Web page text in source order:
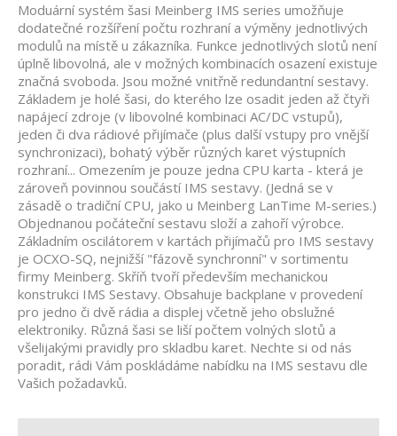
Moduární systém šasi Meinberg IMS series umožňuje
dodatečné rozšíření počtu rozhraní a výměny jednotlivých
modulů na místě u zákazníka. Funkce jednotlivých slotů není
úplně libovolná, ale v možných kombinacích osazení existuje
značná svoboda. Jsou možné vnitřně redundantní sestavy.
Základem je holé šasi, do kterého lze osadit jeden až čtyři
napájecí zdroje (v libovolné kombinaci AC/DC vstupů),
jeden či dva rádiové přijímače (plus další vstupy pro vnější
synchronizaci), bohatý výběr různých karet výstupních
rozhraní... Omezením je pouze jedna CPU karta - která je
zároveň povinnou součástí IMS sestavy. (Jedná se v
zásadě o tradiční CPU, jako u Meinberg LanTime M-series.)
Objednanou počáteční sestavu složí a zahoří výrobce.
Základním oscilátorem v kartách přijímačů pro IMS sestavy
je OCXO-SQ, nejnižší "fázově synchronní" v sortimentu
firmy Meinberg. Skříň tvoří především mechanickou
konstrukci IMS Sestavy. Obsahuje backplane v provedení
pro jedno či dvě rádia a displej včetně jeho obslužné
elektroniky. Různá šasi se liší počtem volných slotů a
všelijakými pravidly pro skladbu karet. Nechte si od nás
poradit, rádi Vám poskládáme nabídku na IMS sestavu dle
Vašich požadavků.